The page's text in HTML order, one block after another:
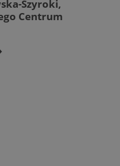
Szyroki,
Centrum